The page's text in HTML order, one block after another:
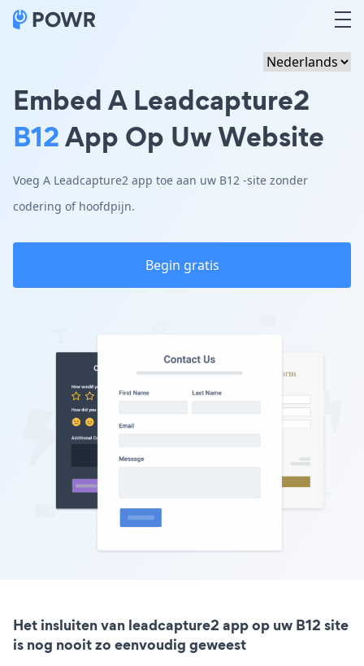
Embed A Leadcapture2
B12App Op Uw Website
Voeg A Leadcapture2 app toe aan uw B12 -site zonder
codering of hoofdpijn.
Begin gratis
Het insluiten van leadcapture2 app op uw B12 site
is nog nooit zo eenvoudig geweest